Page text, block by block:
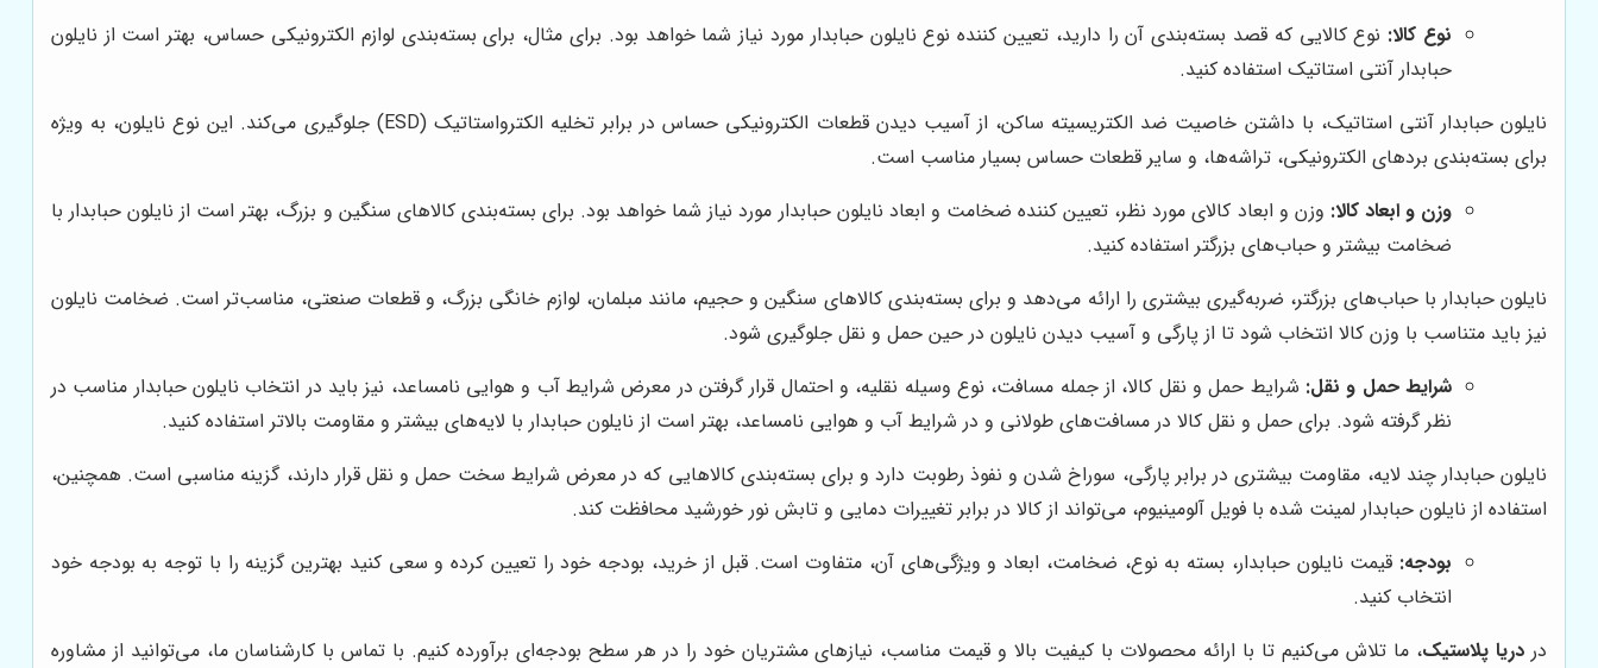
نوع کالا: نوع کالایی که قصد بسته‌بندی آن را دارید، تعیین کننده نوع نایلون حبابدار مورد نیاز شما خواهد بود. برای مثال، برای بسته‌بندی لوازم الکترونیکی حساس، بهتر است از نایلون
حبابدار آنتی استاتیک استفاده کنید.
نایلون حبابدار آنتی استاتیک، با داشتن خاصیت ضد الکتریسیته ساکن، از آسیب دیدن قطعات الکترونیکی حساس در برابر تخلیه الکترواستاتیک (ESD) جلوگیری می‌کند. این نوع نایلون، به ویژه
برای بسته‌بندی بردهای الکترونیکی، تراشه‌ها، و سایر قطعات حساس بسیار مناسب است.
وزن و ابعاد کالا: وزن و ابعاد کالای مورد نظر، تعیین کننده ضخامت و ابعاد نایلون حبابدار مورد نیاز شما خواهد بود. برای بسته‌بندی کالاهای سنگین و بزرگ، بهتر است از نایلون حبابدار با
ضخامت بیشتر و حباب‌های بزرگتر استفاده کنید.
نایلون حبابدار با حباب‌های بزرگتر، ضربه‌گیری بیشتری را ارائه می‌دهد و برای بسته‌بندی کالاهای سنگین و حجیم، مانند مبلمان، لوازم خانگی بزرگ، و قطعات صنعتی، مناسب‌تر است. ضخامت نایلون
نیز باید متناسب با وزن کالا انتخاب شود تا از پارگی و آسیب دیدن نایلون در حین حمل و نقل جلوگیری شود.
شرایط حمل و نقل: شرایط حمل و نقل کالا، از جمله مسافت، نوع وسیله نقلیه، و احتمال قرار گرفتن در معرض شرایط آب و هوایی نامساعد، نیز باید در انتخاب نایلون حبابدار مناسب در
نظر گرفته شود. برای حمل و نقل کالا در مسافت‌های طولانی و در شرایط آب و هوایی نامساعد، بهتر است از نایلون حبابدار با لایه‌های بیشتر و مقاومت بالاتر استفاده کنید.
نایلون حبابدار چند لایه، مقاومت بیشتری در برابر پارگی، سوراخ شدن و نفوذ رطوبت دارد و برای بسته‌بندی کالاهایی که در معرض شرایط سخت حمل و نقل قرار دارند، گزینه مناسبی است. همچنین،
استفاده از نایلون حبابدار لمینت شده با فویل آلومینیوم، می‌تواند از کالا در برابر تغییرات دمایی و تابش نور خورشید محافظت کند.
بودجه: قیمت نایلون حبابدار، بسته به نوع، ضخامت، ابعاد و ویژگی‌های آن، متفاوت است. قبل از خرید، بودجه خود را تعیین کرده و سعی کنید بهترین گزینه را با توجه به بودجه خود
انتخاب کنید.
در دریا پلاستیک، ما تلاش می‌کنیم تا با ارائه محصولات با کیفیت بالا و قیمت مناسب، نیازهای مشتریان خود را در هر سطح بودجه‌ای برآورده کنیم. با تماس با کارشناسان ما، می‌توانید از مشاوره